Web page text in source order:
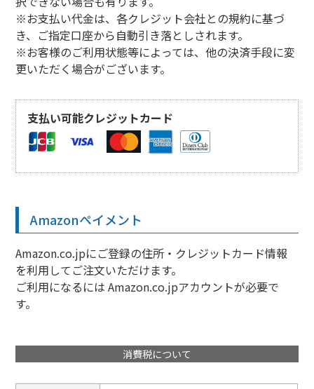
※お支払い代金は、各クレジット会社との規約に基づ
き、ご指定口座から自動引き落としされます。
※お客様のご利用状態等によっては、他の決済手段に変
更いただく場合がございます。
支払い可能クレジットカード
Amazonペイメント
Amazon.co.jpにご登録の住所・クレジットカード情報
を利用してご注文いただけます。
ご利用になるには Amazon.co.jpアカウントが必要で
す。
消費税について